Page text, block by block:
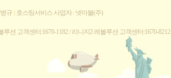
규 | 호스팅서비스 사업자 : 넷마블(주)
션 고객센터:1670-1182 / 리니지2 레볼루션 고객센터:1670-8212